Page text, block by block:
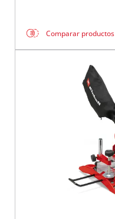
Comparar productos